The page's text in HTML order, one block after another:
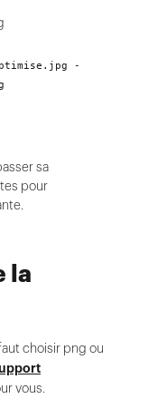
-
sa
pour
la
choisir png ou
vous.